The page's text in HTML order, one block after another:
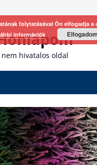
nem hivatalos oldal
folytatásával Ön elfogadja a
információk Elfogadom